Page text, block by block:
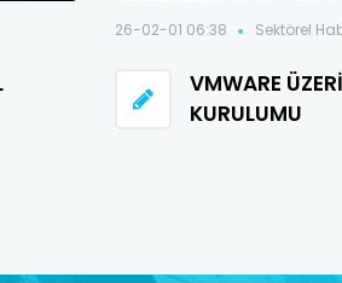
26-02-01 06:38 Sektörel
VMWARE
KURULUMU